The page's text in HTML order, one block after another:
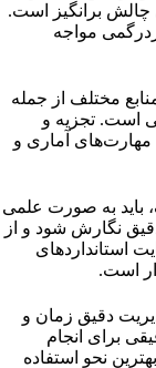
چالش برانگیز است.
مواجه
مختلف از جمله
است. تجزیه و
مهارت‌های آماری و
باید به صورت علمی
نگارش شود و از
استانداردهای
است.
دقیق زمان و
برای انجام
نحو استفاده